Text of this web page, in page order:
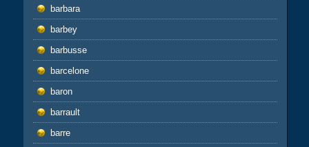
barbara
barbey
barbusse
barcelone
baron
barrault
barre